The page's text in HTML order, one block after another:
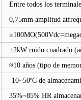
Entre todos los
0,75mm amplitud
±2kW ruido cuadrado
≈10 años (tipo de
-10~50ºC de
35%~85% HR